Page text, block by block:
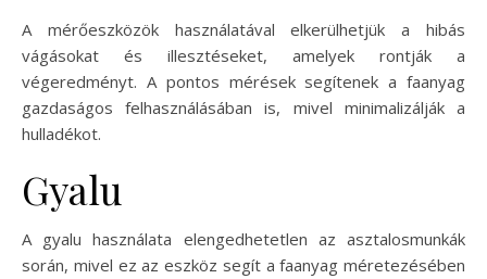
A mérőeszközök használatával elkerülhetjük a hibás
vágásokat és illesztéseket, amelyek rontják a
végeredményt. A pontos mérések segítenek a faanyag
gazdaságos felhasználásában is, mivel minimalizálják a
hulladékot.
Gyalu
A gyalu használata elengedhetetlen az asztalosmunkák
során, mivel ez az eszköz segít a faanyag méretezésében